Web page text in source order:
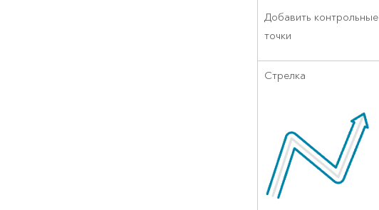
Добавить контрольные
точки
Стрелка